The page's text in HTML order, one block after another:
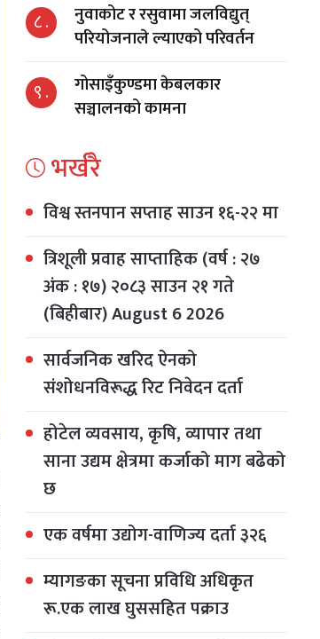
८ .
नुवाकोट र रसुवामा जलविद्युत्
परियोजनाले ल्याएको परिवर्तन
९ .
गोसाइँकुण्डमा केबलकार
सञ्चालनको कामना
भर्खरै
विश्व स्तनपान सप्ताह साउन १६-२२ मा
त्रिशूली प्रवाह साप्ताहिक (वर्ष : २७
अंक : १७) २०८३ साउन २१ गते
(बिहीबार) August 6 2026
सार्वजनिक खरिद ऐनको
संशोधनविरूद्ध रिट निवेदन दर्ता
होटेल व्यवसाय, कृषि, व्यापार तथा
साना उद्यम क्षेत्रमा कर्जाको माग बढेको
छ
एक वर्षमा उद्योग-वाणिज्य दर्ता ३२६
म्यागङका सूचना प्रविधि अधिकृत
रू.एक लाख घुससहित पक्राउ